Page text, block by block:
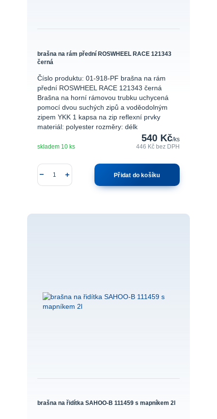
brašna na rám přední ROSWHEEL RACE 121343
černá
Číslo produktu: 01-918-PF brašna na rám
přední ROSWHEEL RACE 121343 černá
Brašna na horní rámovou trubku uchycená
pomocí dvou suchých zipů a voděodolným
zipem YKK 1 kapsa na zip reflexní prvky
materiál: polyester rozměry: délk
540 Kč/ks
446 Kčbez DPH
skladem 10 ks
Přidat do košíku
brašna na řidítka SAHOO-B 111459 s mapníkem 2l